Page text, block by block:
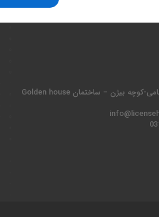
اصفهان- خیابان حکیم نظامی-کوچه بیژن – ساختمان Golden house